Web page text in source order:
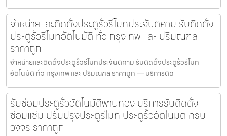
จำหน่ายและติดตั้งประตูรั้วรีโมทประจันตคาม รับติดตั้ง
ประตูรั้วรีโมทอัตโนมัติ ทั่ว กรุงเทพ และ ปริมณฑล
ราคาถูก
จำหน่ายและติดตั้งประตูรั้วรีโมทประจันตคาม รับติดตั้งประตูรั้วรีโมท
อัตโนมัติ ทั่ว กรุงเทพ และ ปริมณฑล ราคาถูก — บริการติด
รับซ่อมประตูรั้วอัตโนมัติพานทอง บริการรับติดตั้ง
ซ่อมแซ่ม ปรับปรุงประตูรีโมท ประตูรั้วอัตโนมัติ ครบ
วงจร ราคาถูก